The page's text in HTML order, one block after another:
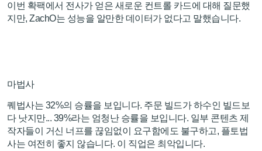
이번 확팩에서 전사가 얻은 새로운 컨트롤 카드에 대해 질문했
지만, ZachO는 성능을 알만한 데이터가 없다고 말했습니다.
마법사
퀘법사는 32%의 승률을 보입니다. 주문 빌드가 하수인 빌드보
다 낫지만... 39%라는 엄청난 승률을 보입니다. 일부 콘텐츠 제
작자들이 거신 너프를 끊임없이 요구함에도 불구하고, 플토법
사는 여전히 좋지 않습니다. 이 직업은 최악입니다.